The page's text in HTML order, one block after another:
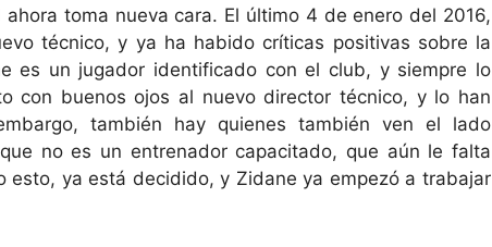
toma nueva cara. El último 4 de enero del 2016,
técnico, y ya ha habido críticas positivas sobre la
es un jugador identificado con el club, y siempre lo
con buenos ojos al nuevo director técnico, y lo han
también hay quienes también ven el lado
no es un entrenador capacitado, que aún le falta
esto, ya está decidido, y Zidane ya empezó a trabajar